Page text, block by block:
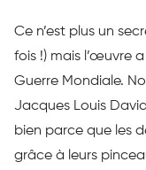
Ce n’est plus un
fois !) mais l’œuvre
Guerre Mondiale.
Jacques Louis
bien parce que les
grâce à leurs